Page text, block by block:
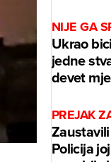
NIJE GA
Ukrao
jedne
devet
PREJAK
Policija